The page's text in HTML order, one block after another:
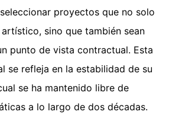
proyectos que no solo
sino que también sean
punto de vista contractual. Esta
se refleja en la estabilidad de su
se ha mantenido libre de
a lo largo de dos décadas.